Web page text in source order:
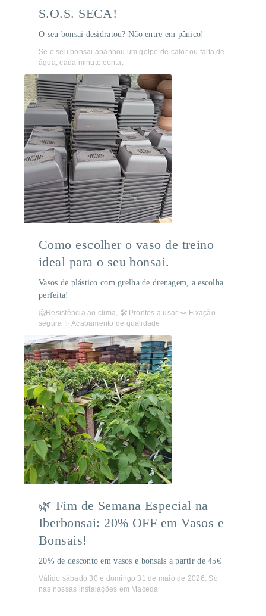
S.O.S. SECA!
O seu bonsai desidratou? Não entre em pânico!
Se o seu bonsai apanhou um golpe de calor ou falta de
água, cada minuto conta.
Como escolher o vaso de treino
ideal para o seu bonsai.
Vasos de plástico com grelha de drenagem, a escolha
perfeita!
🥶Resistência ao clima, 🛠️ Prontos a usar 🪢 Fixação
segura ✨ Acabamento de qualidade
🌿 Fim de Semana Especial na
Iberbonsai: 20% OFF em Vasos e
Bonsais!
20% de desconto em vasos e bonsais a partir de 45€
Válido sábado 30 e domingo 31 de maio de 2026. Só
nas nossas instalações em Maceda